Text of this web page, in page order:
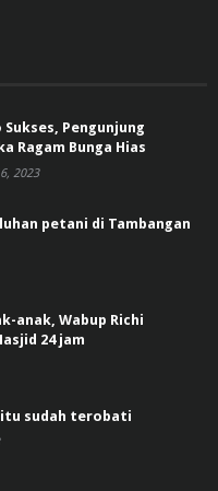
Sukses, Pengunjung
Ragam Bunga Hias
2023
petani di Tambangan
anak, Wabup Richi
24 jam
itu sudah terobati